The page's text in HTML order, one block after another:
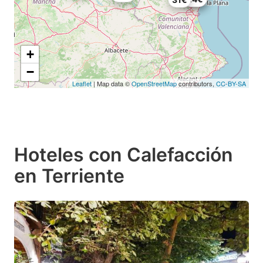
+
−
Leaflet | Map data ©OpenStreetMapcontributors, CC-BY-SA
Hoteles con Calefacción
en Terriente